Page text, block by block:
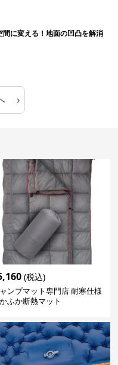
に変える！地面の凹凸を解消
›
(税込)
ンプマット専門店 耐寒仕様
ふか断熱マット